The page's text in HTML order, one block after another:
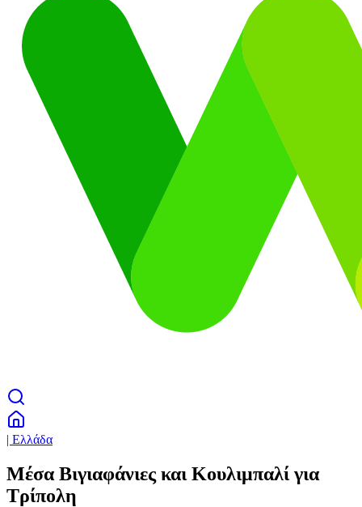
| Ελλάδα
Μέσα Βιγιαφάνιες και Κουλιμπαλί για
Τρίπολη